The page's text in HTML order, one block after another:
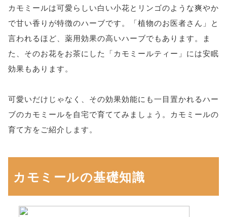
カモミールは可愛らしい白い小花とリンゴのような爽やか
で甘い香りが特徴のハーブです。「植物のお医者さん」と
言われるほど、薬用効果の高いハーブでもあります。ま
た、そのお花をお茶にした「カモミールティー」には安眠
効果もあります。
可愛いだけじゃなく、その効果効能にも一目置かれるハー
ブのカモミールを自宅で育ててみましょう。カモミールの
育て方をご紹介します。
カモミールの基礎知識